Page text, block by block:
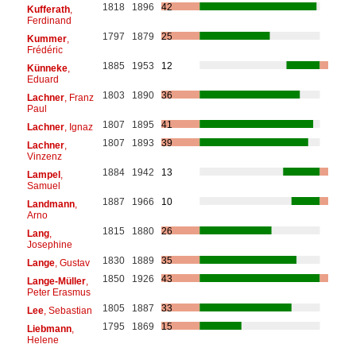
Kufferath,
Ferdinand
1818 1896 42
Kummer,
Frédéric
1797 1879 25
Künneke,
Eduard
1885 1953 12
Lachner, Franz
Paul
1803 1890 36
Lachner, Ignaz 1807 1895
41
Lachner,
Vinzenz
1807 1893 39
Lampel,
Samuel
1884 1942 13
Landmann,
Arno
1887 1966 10
Lang,
Josephine
1815 1880 26
Lange, Gustav 1830 1889
35
Lange-Müller,
Peter Erasmus
1850 1926 43
Lee, Sebastian 1805 1887
33
Liebmann,
Helene
1795 1869 15